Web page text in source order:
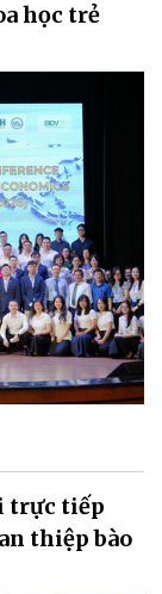
học trẻ
trực tiếp
thiệp bào